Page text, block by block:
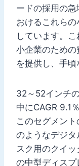
ードの採用の
おけるこれら
しています。
小企業のため
を提供し、手頃
32～52インチ
中にCAGR 9.1
このセグメン
のようなデジ
スク用のクイ
の中型ディス